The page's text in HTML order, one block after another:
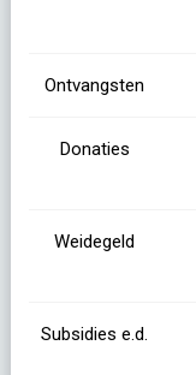
Ontvangsten
Donaties
Weidegeld
Subsidies e.d.